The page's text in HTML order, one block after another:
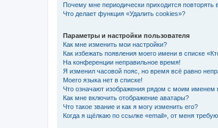
Почему мне периодически приходится повторять
Что делает функция «Удалить cookies»?
Параметры и настройки пользователя
Как мне изменить мои настройки?
Как избежать появления моего имени в списке
На конференции неправильное время!
Я изменил часовой пояс, но время всё равно
Моего языка нет в списке!
Что означают изображения рядом с моим именем
Как мне включить отображение аватары?
Что такое звание и как я могу изменить его?
Когда я щёлкаю по ссылке «email», от меня